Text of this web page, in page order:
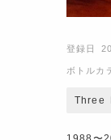
登録日
ボトルカ
Three